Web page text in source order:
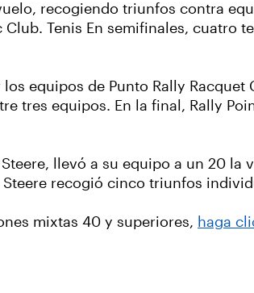
recogiendo triunfos contra
Tenis En semifinales, cuatro
equipos de Punto Rally
tres equipos. En la final, Rally
llevó a su equipo a un 20
recogió cinco triunfos
mixtas 40 y superiores, haga